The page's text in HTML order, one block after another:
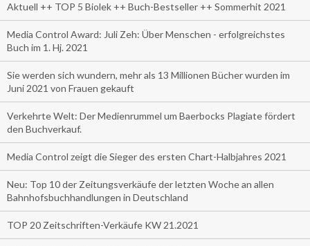
Aktuell ++ TOP 5 Biolek ++ Buch-Bestseller ++ Sommerhit 2021
Media Control Award: Juli Zeh: Über Menschen - erfolgreichstes
Buch im 1. Hj. 2021
Sie werden sich wundern, mehr als 13 Millionen Bücher wurden im
Juni 2021 von Frauen gekauft
Verkehrte Welt: Der Medienrummel um Baerbocks Plagiate fördert
den Buchverkauf.
Media Control zeigt die Sieger des ersten Chart-Halbjahres 2021
Neu: Top 10 der Zeitungsverkäufe der letzten Woche an allen
Bahnhofsbuchhandlungen in Deutschland
TOP 20 Zeitschriften-Verkäufe KW 21.2021